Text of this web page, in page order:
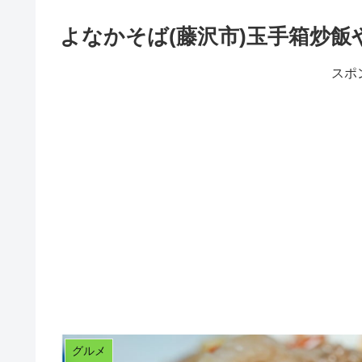
よなかそば(藤沢市)玉手箱炒
スポ
グルメ